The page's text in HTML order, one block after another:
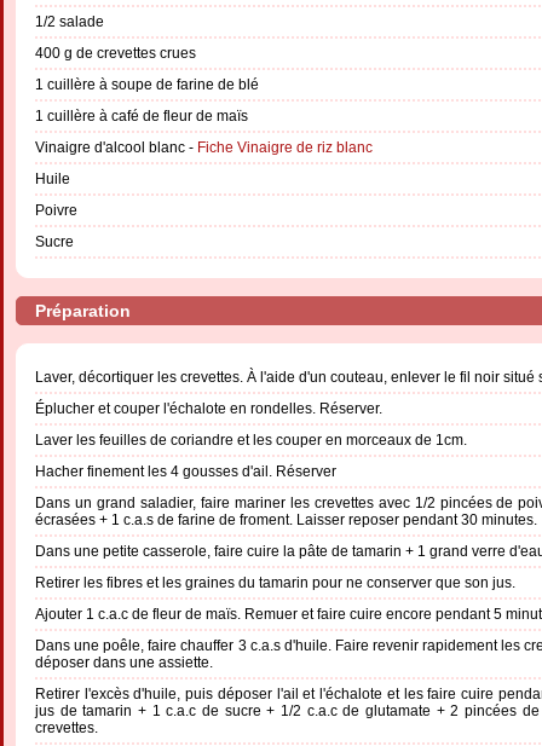
1/2 salade
400 g de crevettes crues
1 cuillère à soupe de farine de blé
1 cuillère à café de fleur de maïs
Vinaigre d'alcool blanc - Fiche Vinaigre de riz blanc
Huile
Poivre
Sucre
Préparation
Laver, décortiquer les crevettes. À l'aide d'un couteau, enlever le fil noir
Éplucher et couper l'échalote en rondelles. Réserver.
Laver les feuilles de coriandre et les couper en morceaux de 1cm.
Hacher finement les 4 gousses d'ail. Réserver
Dans un grand saladier, faire mariner les crevettes avec 1/2 pincées de
écrasées + 1 c.a.s de farine de froment. Laisser reposer pendant 30 minutes.
Dans une petite casserole, faire cuire la pâte de tamarin + 1 grand verre
Retirer les fibres et les graines du tamarin pour ne conserver que son jus.
Ajouter 1 c.a.c de fleur de maïs. Remuer et faire cuire encore pendant 5
Dans une poêle, faire chauffer 3 c.a.s d'huile. Faire revenir rapidement les
déposer dans une assiette.
Retirer l'excès d'huile, puis déposer l'ail et l'échalote et les faire cuire
jus de tamarin + 1 c.a.c de sucre + 1/2 c.a.c de glutamate + 2 pincées
crevettes.